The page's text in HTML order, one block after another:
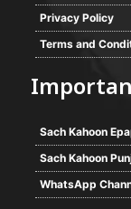
Privacy Policy
Terms and
Sach Kahoon
Sach Kahoon
WhatsApp